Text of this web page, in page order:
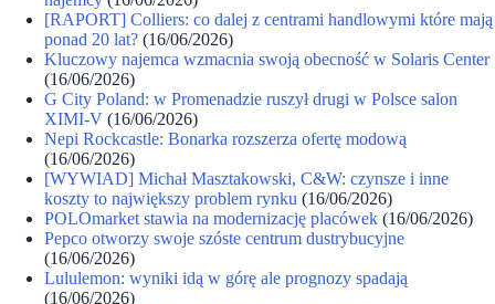
[RAPORT] Colliers: co dalej z centrami handlowymi które mają
ponad 20 lat? (16/06/2026)
Kluczowy najemca wzmacnia swoją obecność w Solaris Center
(16/06/2026)
G City Poland: w Promenadzie ruszył drugi w Polsce salon
XIMI-V (16/06/2026)
Nepi Rockcastle: Bonarka rozszerza ofertę modową
(16/06/2026)
[WYWIAD] Michał Masztakowski, C&W: czynsze i inne
koszty to największy problem rynku (16/06/2026)
POLOmarket stawia na modernizację placówek (16/06/2026)
Pepco otworzy swoje szóste centrum dustrybucyjne
(16/06/2026)
Lululemon: wyniki idą w górę ale prognozy spadają
(16/06/2026)